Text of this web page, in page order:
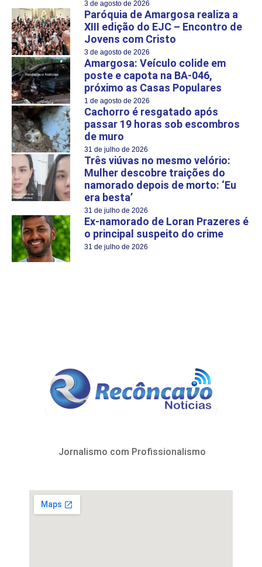
3 de agosto de 2026
Paróquia de Amargosa realiza a
XIII edição do EJC – Encontro de
Jovens com Cristo
3 de agosto de 2026
Amargosa: Veículo colide em
poste e capota na BA-046,
próximo as Casas Populares
1 de agosto de 2026
Cachorro é resgatado após
passar 19 horas sob escombros
de muro
31 de julho de 2026
Três viúvas no mesmo velório:
Mulher descobre traições do
namorado depois de morto: ‘Eu
era besta’
31 de julho de 2026
Ex-namorado de Loran Prazeres é
o principal suspeito do crime
31 de julho de 2026
Jornalismo com Profissionalismo